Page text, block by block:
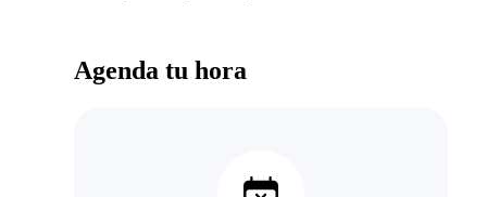
Agenda tu hora